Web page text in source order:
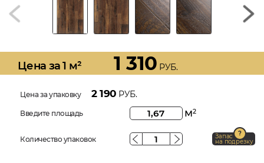
Цена за 1 м² 1 310 РУБ.
Цена за упаковку 2 190 РУБ.
Введите площадь м2
Количество упаковок Запас
на подрезку